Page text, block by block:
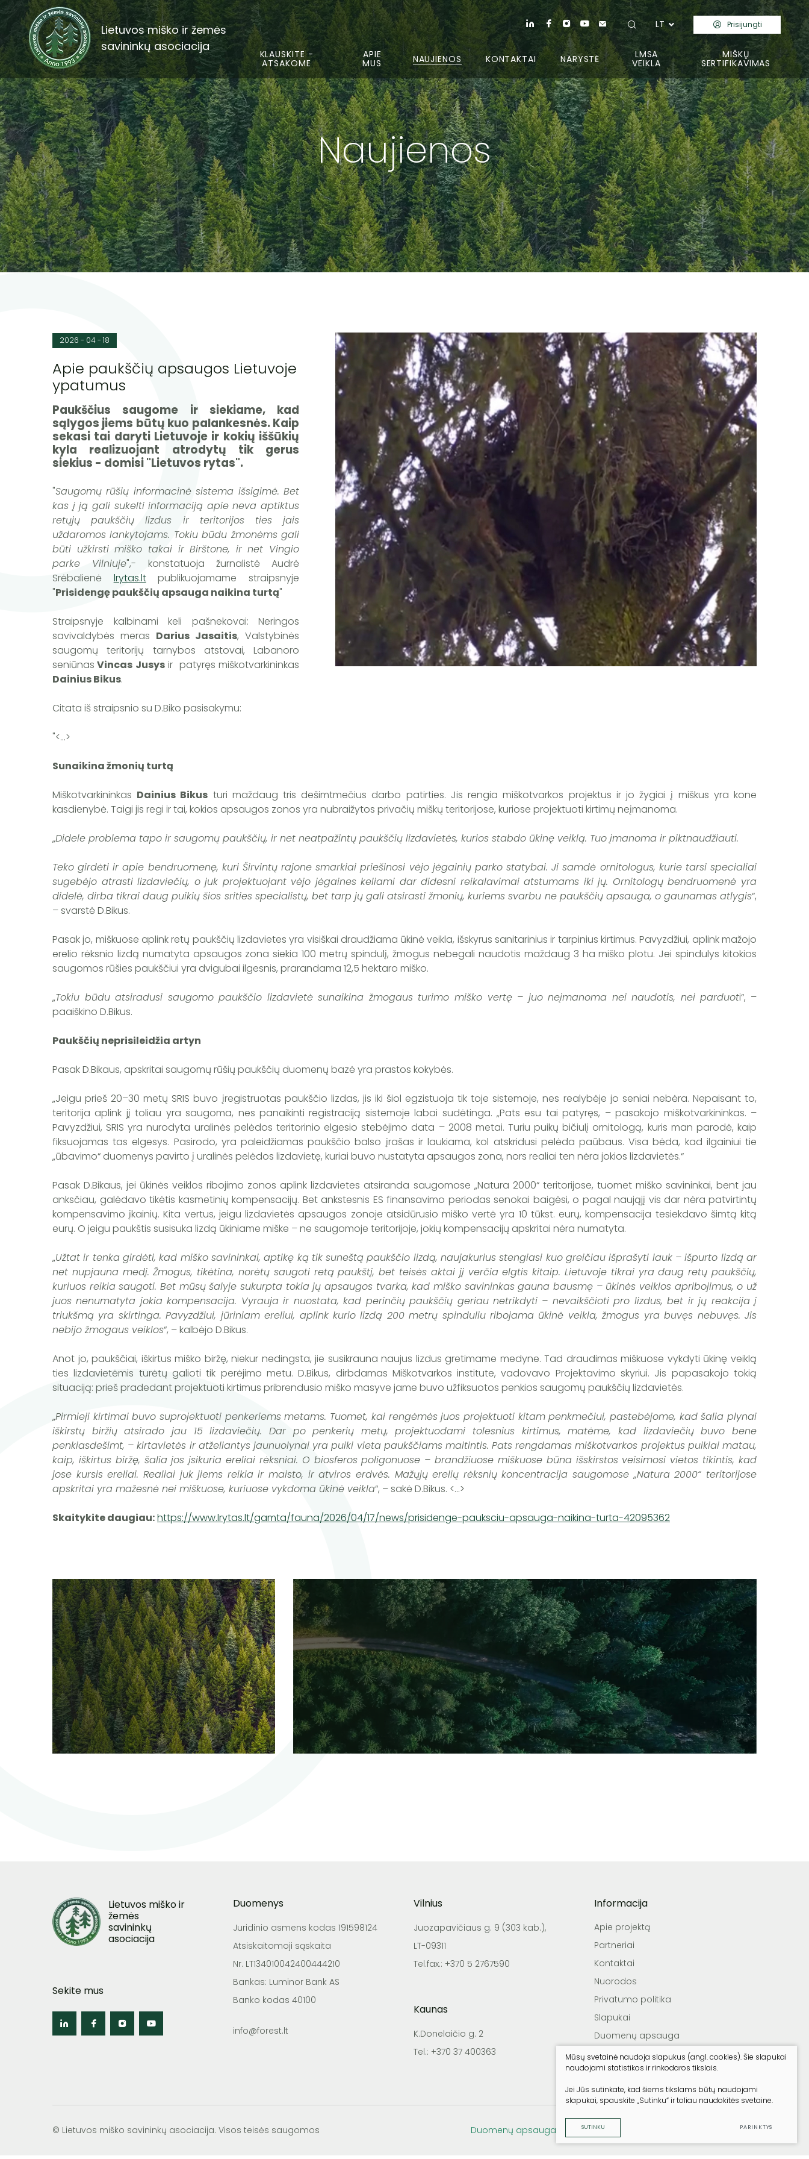
Lietuvos miško ir žemės
savininkų asociacija
LT Prisijungti
KLAUSKITE -
ATSAKOME
APIE
MUS NAUJIENOS KONTAKTAI NARYSTĖ LMSA
VEIKLA
MIŠKŲ
SERTIFIKAVIMAS
Naujienos
2026 - 04 - 18
Apie paukščių apsaugos Lietuvoje
ypatumus
Paukščius saugome ir siekiame, kad
sąlygos jiems būtų kuo palankesnės. Kaip
sekasi tai daryti Lietuvoje ir kokių iššūkių
kyla realizuojant atrodytų tik gerus
siekius - domisi "Lietuvos rytas".
"Saugomų rūšių informacinė sistema išsigimė. Bet
kas į ją gali sukelti informaciją apie neva aptiktus
retųjų paukščių lizdus ir teritorijos ties jais
uždaromos lankytojams. Tokiu būdu žmonėms gali
būti užkirsti miško takai ir Birštone, ir net Vingio
parke Vilniuje",- konstatuoja žurnalistė Audrė
Srėbalienė lrytas.ltpublikuojamame straipsnyje
"Prisidengę paukščių apsauga naikina turtą"
Straipsnyje kalbinami keli pašnekovai: Neringos
savivaldybės meras Darius Jasaitis, Valstybinės
saugomų teritorijų tarnybos atstovai, Labanoro
seniūnas Vincas Jusysir patyręs miškotvarkininkas
Dainius Bikus.
Citata iš straipsnio su D.Biko pasisakymu:
"<...>
Sunaikina žmonių turtą
Miškotvarkininkas Dainius Bikus turi maždaug tris dešimtmečius darbo patirties. Jis rengia miškotvarkos projektus ir jo žygiai į miškus yra kone
kasdienybė. Taigi jis regi ir tai, kokios apsaugos zonos yra nubraižytos privačių miškų teritorijose, kuriose projektuoti kirtimų neįmanoma.
„Didele problema tapo ir saugomų paukščių, ir net neatpažintų paukščių lizdavietės, kurios stabdo ūkinę veiklą. Tuo įmanoma ir piktnaudžiauti.
Teko girdėti ir apie bendruomenę, kuri Širvintų rajone smarkiai priešinosi vėjo jėgainių parko statybai. Ji samdė ornitologus, kurie tarsi specialiai
sugebėjo atrasti lizdaviečių, o juk projektuojant vėjo jėgaines keliami dar didesni reikalavimai atstumams iki jų. Ornitologų bendruomenė yra
didelė, dirba tikrai daug puikių šios srities specialistų, bet tarp jų gali atsirasti žmonių, kuriems svarbu ne paukščių apsauga, o gaunamas atlygis“,
– svarstė D.Bikus.
Pasak jo, miškuose aplink retų paukščių lizdavietes yra visiškai draudžiama ūkinė veikla, išskyrus sanitarinius ir tarpinius kirtimus. Pavyzdžiui, aplink mažojo
erelio rėksnio lizdą numatyta apsaugos zona siekia 100 metrų spindulį, žmogus nebegali naudotis maždaug 3 ha miško plotu. Jei spindulys kitokios
saugomos rūšies paukščiui yra dvigubai ilgesnis, prarandama 12,5 hektaro miško.
„Tokiu būdu atsiradusi saugomo paukščio lizdavietė sunaikina žmogaus turimo miško vertę – juo neįmanoma nei naudotis, nei parduoti“, –
paaiškino D.Bikus.
Paukščių neprisileidžia artyn
Pasak D.Bikaus, apskritai saugomų rūšių paukščių duomenų bazė yra prastos kokybės.
„Jeigu prieš 20–30 metų SRIS buvo įregistruotas paukščio lizdas, jis iki šiol egzistuoja tik toje sistemoje, nes realybėje jo seniai nebėra. Nepaisant to,
teritorija aplink jį toliau yra saugoma, nes panaikinti registraciją sistemoje labai sudėtinga. „Pats esu tai patyręs, – pasakojo miškotvarkininkas. –
Pavyzdžiui, SRIS yra nurodyta uralinės pelėdos teritorinio elgesio stebėjimo data – 2008 metai. Turiu puikų bičiulį ornitologą, kuris man parodė, kaip
fiksuojamas tas elgesys. Pasirodo, yra paleidžiamas paukščio balso įrašas ir laukiama, kol atskridusi pelėda paūbaus. Visa bėda, kad ilgainiui tie
„ūbavimo“ duomenys pavirto į uralinės pelėdos lizdavietę, kuriai buvo nustatyta apsaugos zona, nors realiai ten nėra jokios lizdavietės.“
Pasak D.Bikaus, jei ūkinės veiklos ribojimo zonos aplink lizdavietes atsiranda saugomose „Natura 2000“ teritorijose, tuomet miško savininkai, bent jau
anksčiau, galėdavo tikėtis kasmetinių kompensacijų. Bet ankstesnis ES finansavimo periodas senokai baigėsi, o pagal naująjį vis dar nėra patvirtintų
kompensavimo įkainių. Kita vertus, jeigu lizdavietės apsaugos zonoje atsidūrusio miško vertė yra 10 tūkst. eurų, kompensacija tesiekdavo šimtą kitą
eurų. O jeigu paukštis susisuka lizdą ūkiniame miške – ne saugomoje teritorijoje, jokių kompensacijų apskritai nėra numatyta.
„Užtat ir tenka girdėti, kad miško savininkai, aptikę ką tik suneštą paukščio lizdą, naujakurius stengiasi kuo greičiau išprašyti lauk – išpurto lizdą ar
net nupjauna medį. Žmogus, tikėtina, norėtų saugoti retą paukštį, bet teisės aktai jį verčia elgtis kitaip. Lietuvoje tikrai yra daug retų paukščių,
kuriuos reikia saugoti. Bet mūsų šalyje sukurpta tokia jų apsaugos tvarka, kad miško savininkas gauna bausmę – ūkinės veiklos apribojimus, o už
juos nenumatyta jokia kompensacija. Vyrauja ir nuostata, kad perinčių paukščių geriau netrikdyti – nevaikščioti pro lizdus, bet ir jų reakcija į
triukšmą yra skirtinga. Pavyzdžiui, jūriniam ereliui, aplink kurio lizdą 200 metrų spinduliu ribojama ūkinė veikla, žmogus yra buvęs nebuvęs. Jis
nebijo žmogaus veiklos“, – kalbėjo D.Bikus.
Anot jo, paukščiai, iškirtus miško biržę, niekur nedingsta, jie susikrauna naujus lizdus gretimame medyne. Tad draudimas miškuose vykdyti ūkinę veiklą
ties lizdavietėmis turėtų galioti tik perėjimo metu. D.Bikus, dirbdamas Miškotvarkos institute, vadovavo Projektavimo skyriui. Jis papasakojo tokią
situaciją: prieš pradedant projektuoti kirtimus pribrendusio miško masyve jame buvo užfiksuotos penkios saugomų paukščių lizdavietės.
„Pirmieji kirtimai buvo suprojektuoti penkeriems metams. Tuomet, kai rengėmės juos projektuoti kitam penkmečiui, pastebėjome, kad šalia plynai
iškirstų biržių atsirado jau 15 lizdaviečių. Dar po penkerių metų, projektuodami tolesnius kirtimus, matėme, kad lizdaviečių buvo bene
penkiasdešimt, – kirtavietės ir atželiantys jaunuolynai yra puiki vieta paukščiams maitintis. Pats rengdamas miškotvarkos projektus puikiai matau,
kaip, iškirtus biržę, šalia jos įsikuria ereliai rėksniai. O biosferos poligonuose – brandžiuose miškuose būna išskirstos veisimosi vietos tikintis, kad
jose kursis ereliai. Realiai juk jiems reikia ir maisto, ir atviros erdvės. Mažųjų erelių rėksnių koncentracija saugomose „Natura 2000“ teritorijose
apskritai yra mažesnė nei miškuose, kuriuose vykdoma ūkinė veikla“, – sakė D.Bikus. <...>
Skaitykite daugiau:https://www.lrytas.lt/gamta/fauna/2026/04/17/news/prisidenge-pauksciu-apsauga-naikina-turta-42095362
Lietuvos miško ir
žemės
savininkų
asociacija
Sekite mus
Duomenys
Juridinio asmens kodas 191598124
Atsiskaitomoji sąskaita
Nr. LT134010042400444210
Bankas: Luminor Bank AS
Banko kodas 40100
info@forest.lt
Vilnius
Juozapavičiaus g. 9 (303 kab.),
LT-09311
Tel.fax.: +370 5 2767590
Kaunas
K.Donelaičio g. 2
Tel.: +370 37 400363
Informacija
Apie projektą
Partneriai
Kontaktai
Nuorodos
Privatumo politika
Slapukai
Duomenų apsauga
Reklamos sąlygos
Teisės aktai
© Lietuvos miško savininkų asociacija. Visos teisės saugomos Duomenų apsauga TEXUS
Mūsų svetainė naudoja slapukus (angl. cookies). Šie slapukai
naudojami statistikos ir rinkodaros tikslais.
Jei Jūs sutinkate, kad šiems tikslams būtų naudojami
slapukai, spauskite „Sutinku“ ir toliau naudokitės svetaine.
SUTINKU PARINKTYS